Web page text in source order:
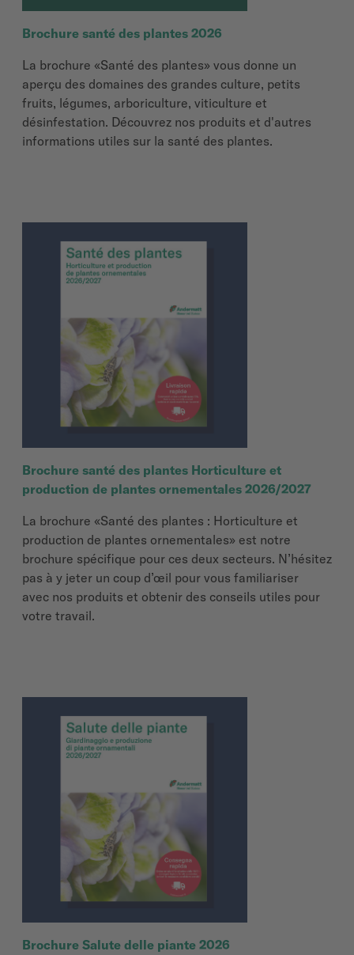
Brochure santé des plantes 2026
La brochure «Santé des plantes» vous donne un
aperçu des domaines des grandes culture, petits
fruits, légumes, arboriculture, viticulture et
désinfestation. Découvrez nos produits et d'autres
informations utiles sur la santé des plantes.
Brochure santé des plantes Horticulture et
production de plantes ­ornementales 2026/2027
La brochure «Santé des plantes : Horticulture et
production de plantes ornementales» est notre
brochure spécifique pour ces deux secteurs. N’hésitez
pas à y jeter un coup d’œil pour vous familiariser
avec nos produits et obtenir des conseils utiles pour
votre travail.
Brochure Salute delle piante 2026